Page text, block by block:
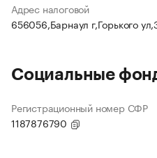
Адрес налоговой
656056,Барнаул г,Горького
Социальные
Регистрационный номер СФР
1187876790